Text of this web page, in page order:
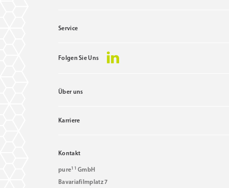
Service
Folgen Sie Uns
Über uns
Karriere
Kontakt
pure11 GmbH
Bavariafilmplatz 7